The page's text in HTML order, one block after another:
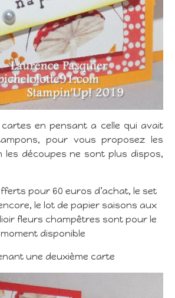
cartes en pensant a celle qui avait
pour vous proposez les
les découpes ne sont plus dispos,
pour 60 euros d’achat, le set
le lot de papier saisons aux
fleurs champêtres sont pour le
moment disponible
une deuxième carte